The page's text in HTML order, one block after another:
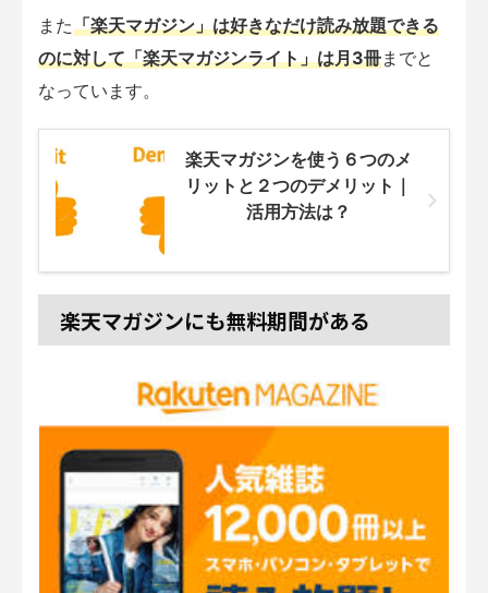
また「楽天マガジン」は好きなだけ読み放題できる
のに対して「楽天マガジンライト」は月3冊までと
なっています。
楽天マガジンを使う６つのメ
リットと２つのデメリット｜
活用方法は？
楽天マガジンにも無料期間がある